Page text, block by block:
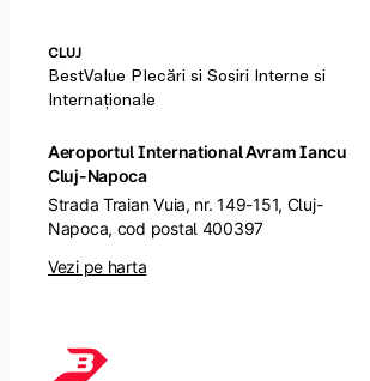
CLUJ
BestValue Plecări si Sosiri Interne si
Internaționale
Aeroportul International Avram Iancu
Cluj-Napoca
Strada Traian Vuia, nr. 149-151, Cluj-
Napoca, cod postal 400397
Vezi pe harta